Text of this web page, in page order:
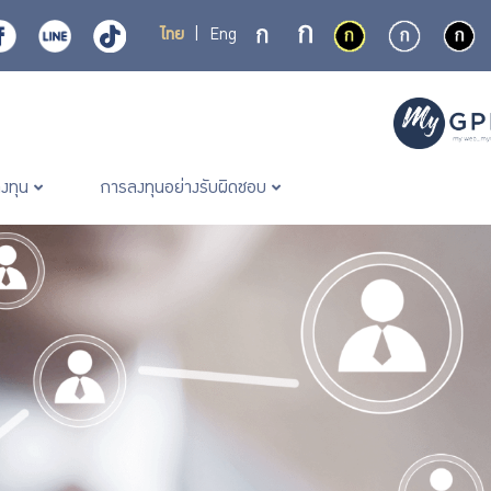
ไทย Eng
งทุน การลงทุนอย่างรับผิดชอบ